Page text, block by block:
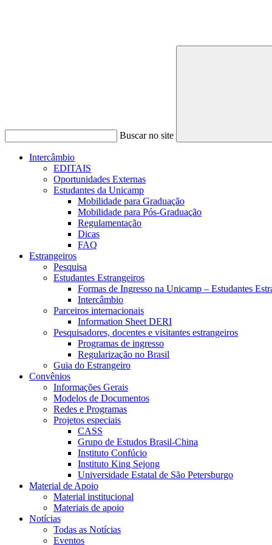
Buscar no site
Intercâmbio
EDITAIS
Oportunidades Externas
Estudantes da Unicamp
Mobilidade para Graduação
Mobilidade para Pós-Graduação
Regulamentação
Dicas
FAQ
Estrangeiros
Pesquisa
Estudantes Estrangeiros
Formas de Ingresso na Unicamp – Estudantes
Intercâmbio
Parceiros internacionais
Information Sheet DERI
Pesquisadores, docentes e visitantes estrangeiros
Programas de ingresso
Regularização no Brasil
Guia do Estrangeiro
Convênios
Informações Gerais
Modelos de Documentos
Redes e Programas
Projetos especiais
CASS
Grupo de Estudos Brasil-China
Instituto Confúcio
Instituto King Sejong
Universidade Estatal de São Petersburgo
Material de Apoio
Material institucional
Materiais de apoio
Notícias
Todas as Notícias
Eventos